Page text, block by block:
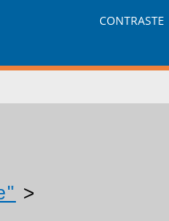
CONTRASTE
>